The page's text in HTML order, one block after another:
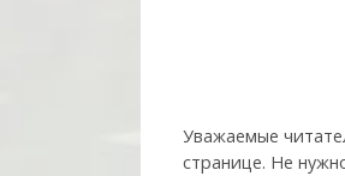
Уважаемые
странице. Не